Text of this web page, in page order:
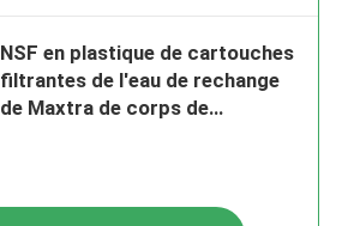
NSF en plastique de cartouches
filtrantes de l'eau de rechange
de Maxtra de corps de